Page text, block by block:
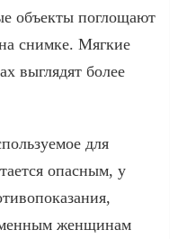
объекты поглощают
снимке. Мягкие
выглядят более
для
опасным, у
женщинам